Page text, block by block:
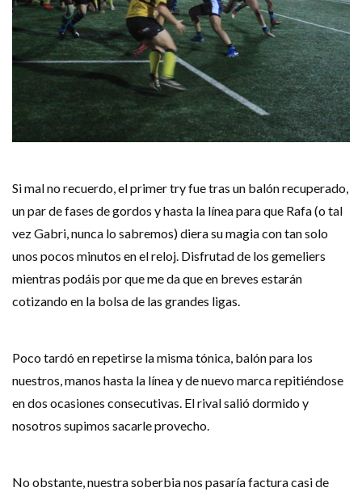
Si mal no recuerdo, el primer try fue tras un balón recuperado,
un par de fases de gordos y hasta la línea para que Rafa (o tal
vez Gabri, nunca lo sabremos) diera su magia con tan solo
unos pocos minutos en el reloj. Disfrutad de los gemeliers
mientras podáis por que me da que en breves estarán
cotizando en la bolsa de las grandes ligas.
Poco tardó en repetirse la misma tónica, balón para los
nuestros, manos hasta la línea y de nuevo marca repitiéndose
en dos ocasiones consecutivas. El rival salió dormido y
nosotros supimos sacarle provecho.
No obstante, nuestra soberbia nos pasaría factura casi de